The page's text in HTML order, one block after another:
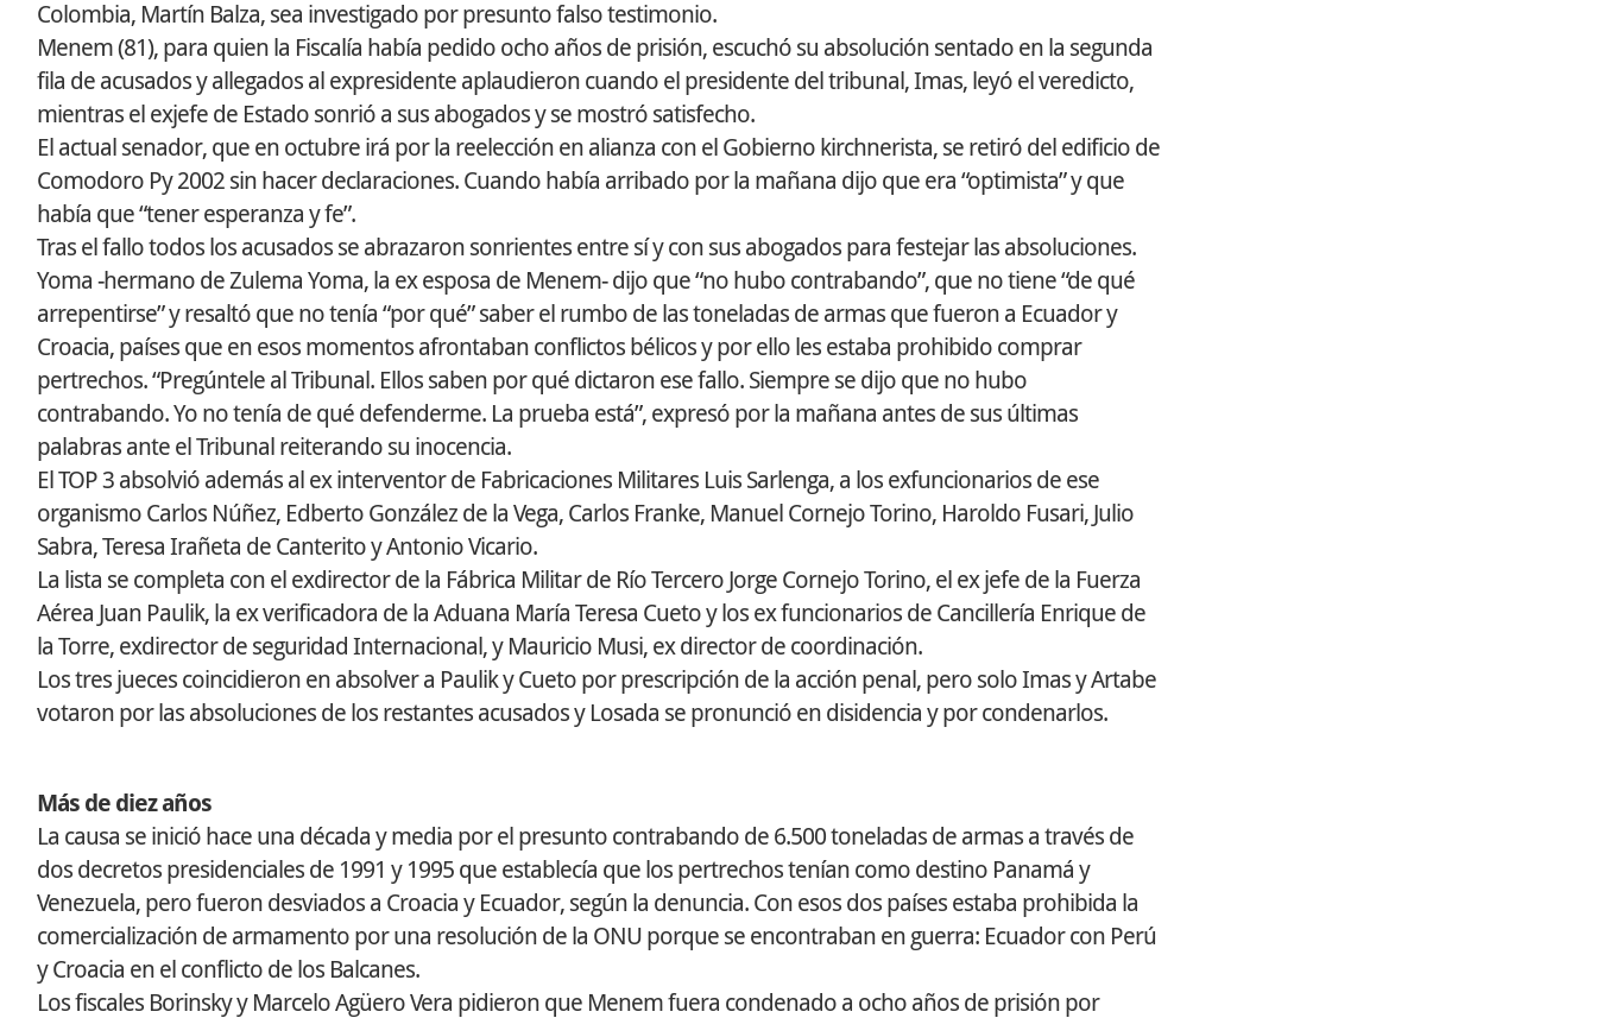
Colombia, Martín Balza, sea investigado por presunto falso testimonio.
Menem (81), para quien la Fiscalía había pedido ocho años de prisión, escuchó su absolución sentado en la segunda
fila de acusados y allegados al expresidente aplaudieron cuando el presidente del tribunal, Imas, leyó el veredicto,
mientras el exjefe de Estado sonrió a sus abogados y se mostró satisfecho.
El actual senador, que en octubre irá por la reelección en alianza con el Gobierno kirchnerista, se retiró del edificio de
Comodoro Py 2002 sin hacer declaraciones. Cuando había arribado por la mañana dijo que era “optimista” y que
había que “tener esperanza y fe”.
Tras el fallo todos los acusados se abrazaron sonrientes entre sí y con sus abogados para festejar las absoluciones.
Yoma -hermano de Zulema Yoma, la ex esposa de Menem- dijo que “no hubo contrabando”, que no tiene “de qué
arrepentirse” y resaltó que no tenía “por qué” saber el rumbo de las toneladas de armas que fueron a Ecuador y
Croacia, países que en esos momentos afrontaban conflictos bélicos y por ello les estaba prohibido comprar
pertrechos. “Pregúntele al Tribunal. Ellos saben por qué dictaron ese fallo. Siempre se dijo que no hubo
contrabando. Yo no tenía de qué defenderme. La prueba está”, expresó por la mañana antes de sus últimas
palabras ante el Tribunal reiterando su inocencia.
El TOP 3 absolvió además al ex interventor de Fabricaciones Militares Luis Sarlenga, a los exfuncionarios de ese
organismo Carlos Núñez, Edberto González de la Vega, Carlos Franke, Manuel Cornejo Torino, Haroldo Fusari, Julio
Sabra, Teresa Irañeta de Canterito y Antonio Vicario.
La lista se completa con el exdirector de la Fábrica Militar de Río Tercero Jorge Cornejo Torino, el ex jefe de la Fuerza
Aérea Juan Paulik, la ex verificadora de la Aduana María Teresa Cueto y los ex funcionarios de Cancillería Enrique de
la Torre, exdirector de seguridad Internacional, y Mauricio Musi, ex director de coordinación.
Los tres jueces coincidieron en absolver a Paulik y Cueto por prescripción de la acción penal, pero solo Imas y Artabe
votaron por las absoluciones de los restantes acusados y Losada se pronunció en disidencia y por condenarlos.
Más de diez años
La causa se inició hace una década y media por el presunto contrabando de 6.500 toneladas de armas a través de
dos decretos presidenciales de 1991 y 1995 que establecía que los pertrechos tenían como destino Panamá y
Venezuela, pero fueron desviados a Croacia y Ecuador, según la denuncia. Con esos dos países estaba prohibida la
comercialización de armamento por una resolución de la ONU porque se encontraban en guerra: Ecuador con Perú
y Croacia en el conflicto de los Balcanes.
Los fiscales Borinsky y Marcelo Agüero Vera pidieron que Menem fuera condenado a ocho años de prisión por